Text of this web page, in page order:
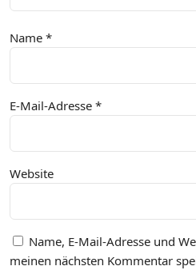
Name *
E-Mail-Adresse *
Website
Name, E-Mail-Adresse und
meinen nächsten Kommentar